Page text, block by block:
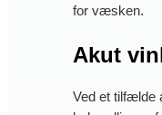
for væsken.
Akut
Ved et tilfælde